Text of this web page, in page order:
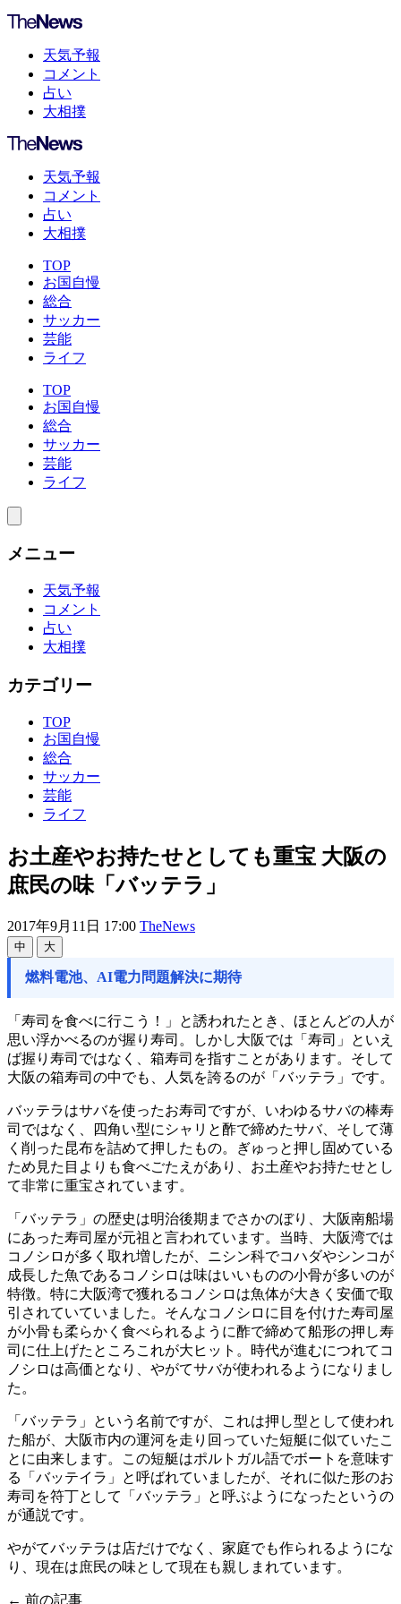
天気予報
コメント
占い
大相撲
天気予報
コメント
占い
大相撲
TOP
お国自慢
総合
サッカー
芸能
ライフ
TOP
お国自慢
総合
サッカー
芸能
ライフ
メニュー
天気予報
コメント
占い
大相撲
カテゴリー
TOP
お国自慢
総合
サッカー
芸能
ライフ
お土産やお持たせとしても重宝 大阪の
庶民の味「バッテラ」
2017年9月11日 17:00 TheNews
中 大
燃料電池、AI電力問題解決に期待
「寿司を食べに行こう！」と誘われたとき、ほとんどの人が
思い浮かべるのが握り寿司。しかし大阪では「寿司」といえ
ば握り寿司ではなく、箱寿司を指すことがあります。そして
大阪の箱寿司の中でも、人気を誇るのが「バッテラ」です。
バッテラはサバを使ったお寿司ですが、いわゆるサバの棒寿
司ではなく、四角い型にシャリと酢で締めたサバ、そして薄
く削った昆布を詰めて押したもの。ぎゅっと押し固めている
ため見た目よりも食べごたえがあり、お土産やお持たせとし
て非常に重宝されています。
「バッテラ」の歴史は明治後期までさかのぼり、大阪南船場
にあった寿司屋が元祖と言われています。当時、大阪湾では
コノシロが多く取れ増したが、ニシン科でコハダやシンコが
成長した魚であるコノシロは味はいいものの小骨が多いのが
特徴。特に大阪湾で獲れるコノシロは魚体が大きく安価で取
引されていていました。そんなコノシロに目を付けた寿司屋
が小骨も柔らかく食べられるように酢で締めて船形の押し寿
司に仕上げたところこれが大ヒット。時代が進むにつれてコ
ノシロは高価となり、やがてサバが使われるようになりまし
た。
「バッテラ」という名前ですが、これは押し型として使われ
た船が、大阪市内の運河を走り回っていた短艇に似ていたこ
とに由来します。この短艇はポルトガル語でボートを意味す
る「バッテイラ」と呼ばれていましたが、それに似た形のお
寿司を符丁として「バッテラ」と呼ぶようになったというの
が通説です。
やがてバッテラは店だけでなく、家庭でも作られるようにな
り、現在は庶民の味として現在も親しまれています。
← 前の記事